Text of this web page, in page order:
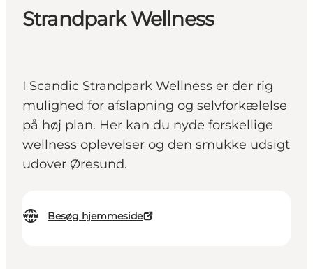
Strandpark Wellness
I Scandic Strandpark Wellness er der rig
mulighed for afslapning og selvforkælelse
på høj plan. Her kan du nyde forskellige
wellness oplevelser og den smukke udsigt
udover Øresund.
Besøg hjemmeside